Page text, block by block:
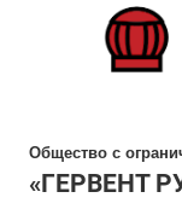
Общество с
«ГЕРВЕНТ